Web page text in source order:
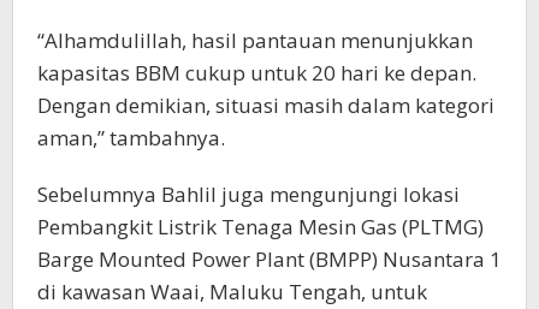
“Alhamdulillah, hasil pantauan menunjukkan
kapasitas BBM cukup untuk 20 hari ke depan.
Dengan demikian, situasi masih dalam kategori
aman,” tambahnya.
Sebelumnya Bahlil juga mengunjungi lokasi
Pembangkit Listrik Tenaga Mesin Gas (PLTMG)
Barge Mounted Power Plant (BMPP) Nusantara 1
di kawasan Waai, Maluku Tengah, untuk